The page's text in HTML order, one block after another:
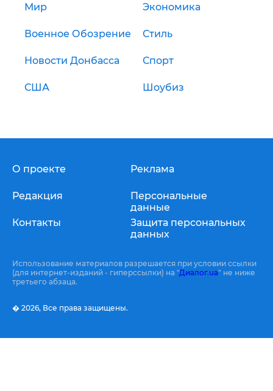
Мир Экономика
Военное Обозрение Стиль
Новости Донбасса Спорт
США Шоубиз
О проекте
Редакция
Контакты
Реклама
Персональные
данные
Защита персональных
данных
Использование материалов разрешается при условии ссылки
(для интернет-изданий - гиперссылки) на "Диалог.ua" не ниже
третьего абзаца.
� 2026, Все права защищены.